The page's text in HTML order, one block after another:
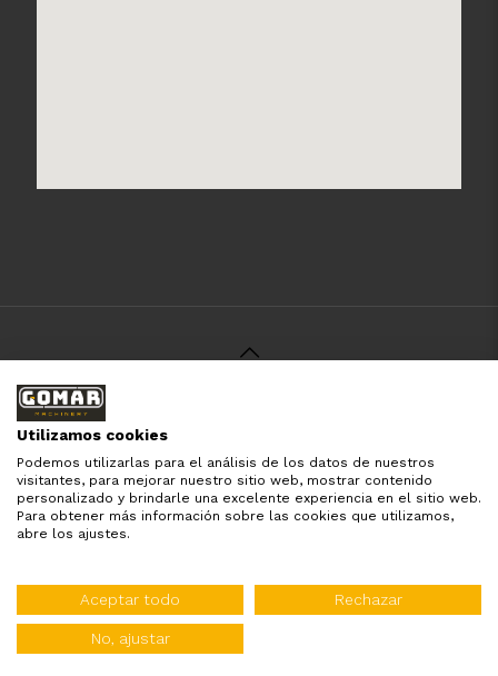
© 2021 Gomar Machinery -
Privacidad
Todas las marcas aquí mencionadas son de simple
referencia, es solo para especificar los productos que
comercializamos y el servicio que brindamos. Nuestra
empresa respeta todos los derechos de marca reservados
Diseñado por:
Distribuidor oficial de:
Utilizamos cookies
Podemos utilizarlas para el análisis de los datos de nuestros
visitantes, para mejorar nuestro sitio web, mostrar contenido
personalizado y brindarle una excelente experiencia en el sitio web.
Para obtener más información sobre las cookies que utilizamos,
abre los ajustes.
Aceptar todo Rechazar
No, ajustar